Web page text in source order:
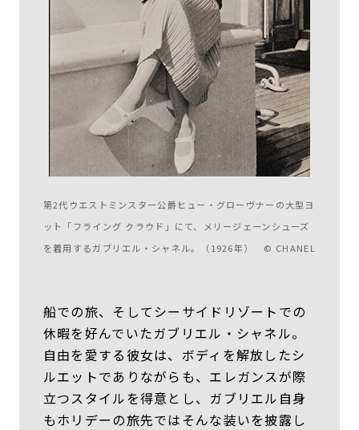
第2代ウエストミンスター公爵ヒュー・グローヴナーの大型ヨ
ット「フライング クラウド」にて、メリージェーンシューズ
を着用するガブリエル・シャネル。（1926年）
© CHANEL
船での旅、そしてシーサイドリゾートでの
休暇を好んでいたガブリエル・シャネル。
自由を愛する彼女は、ボディを解放したシ
ルエットでありながらも、エレガンスが際
立つスタイルを得意とし、ガブリエル自身
もホリデーの旅先ではそんな装いを披露し